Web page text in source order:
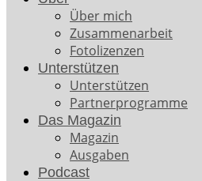
Über mich
Zusammenarbeit
Fotolizenzen
Unterstützen
Unterstützen
Partnerprogramme
Das Magazin
Magazin
Ausgaben
Podcast